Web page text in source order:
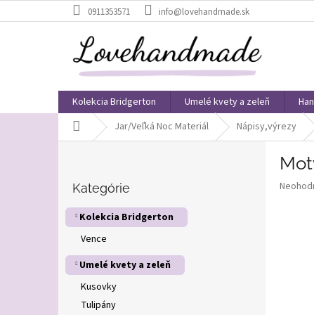
na
0911353571 info@lovehandmade.sk
Kolekcia Bridgerton Umelé kvety a zeleň
Domov Jar/Veľká Noc Materiál Nápisy,výrezy
p
n
e
kategórie
Kategórie
Kolekcia Bridgerton
Vence
Umelé kvety a zeleň
Kusovky
Tulipány